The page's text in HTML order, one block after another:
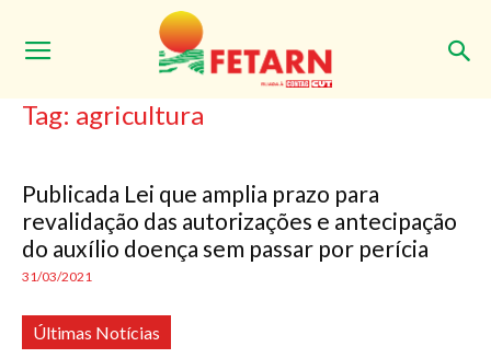
Tag: agricultura
Publicada Lei que amplia prazo para
revalidação das autorizações e antecipação
do auxílio doença sem passar por perícia
31/03/2021
Últimas Notícias